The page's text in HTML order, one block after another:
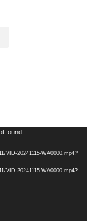
found
VID-20241115-WA0000.mp4?
VID-20241115-WA0000.mp4?